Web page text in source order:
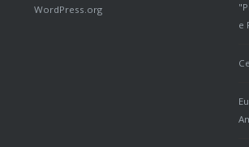
WordPress.org
e